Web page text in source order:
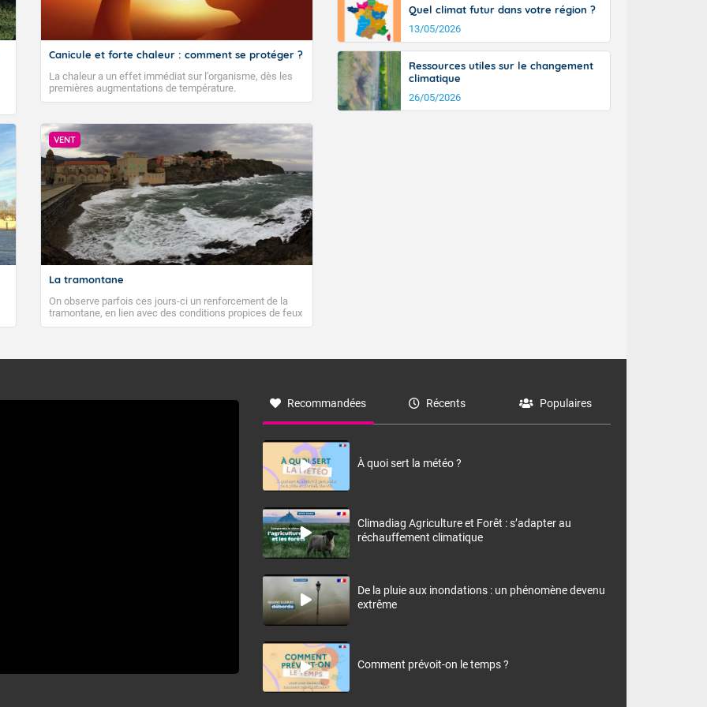
Canicule et forte chaleur : comment se protéger ?
La chaleur a un effet immédiat sur l’organisme, dès les
premières augmentations de température.
VENT
La tramontane
On observe parfois ces jours-ci un renforcement de la
tramontane, en lien avec des conditions propices de feux
de forêt. Mais qu'est-ce que la tramontane ? Quelles sont
à nord-ouest, dans un secteur qui part du Roussillon à la
monts, en allusion aux régions montagneuses d’où
Quel climat futur dans votre région ?
13/05/2026
Ressources utiles sur le changement
climatique
26/05/2026
Recommandées Récents Populaires
À quoi sert la météo ?
Climadiag Agriculture et Forêt : s’adapter au
réchauffement climatique
De la pluie aux inondations : un phénomène devenu
extrême
Comment prévoit-on le temps ?